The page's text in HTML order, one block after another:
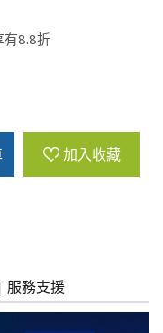
有8.8折
加入收藏
服務支援